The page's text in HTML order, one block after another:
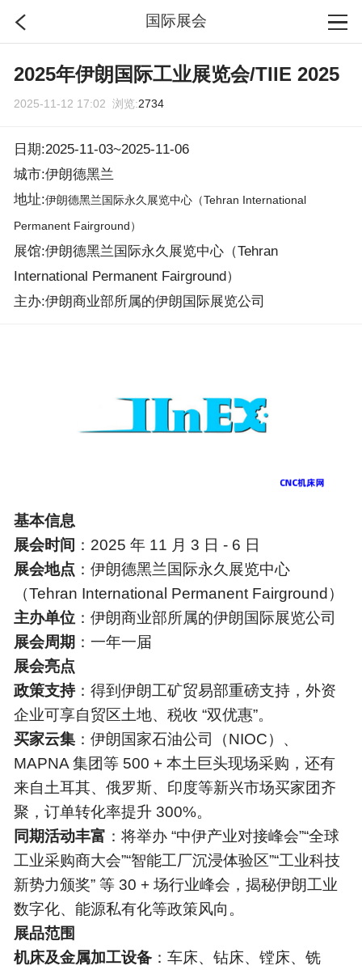
国际展会
首页
2025年伊朗国际工业展览会/TIIE 2025
2025-11-12 17:02 浏览:2734
日期:2025-11-03~2025-11-06
城市:伊朗德黑兰
地址:伊朗德黑兰国际永久展览中心（Tehran International
Permanent Fairground）
展馆:伊朗德黑兰国际永久展览中心（Tehran
International Permanent Fairground）
主办:伊朗商业部所属的伊朗国际展览公司
基本信息
展会时间 ：2025 年 11 月 3 日 - 6 日
展会地点 ：伊朗德黑兰国际永久展览中心
（Tehran International Permanent Fairground）
主办单位：伊朗商业部所属的伊朗国际展览公司
展会周期 ：一年一届
展会亮点
政策支持：得到伊朗工矿贸易部重磅支持，外资
企业可享自贸区土地、税收 “双优惠”。
买家云集：伊朗国家石油公司（NIOC）、
MAPNA 集团等 500 + 本土巨头现场采购，还有
来自土耳其、俄罗斯、印度等新兴市场买家团齐
聚，订单转化率提升 300%。
同期活动丰富 ：将举办 “中伊产业对接峰会”“全球
工业采购商大会”“智能工厂沉浸体验区”“工业科技
新势力颁奖” 等 30 + 场行业峰会，揭秘伊朗工业
数字化、能源私有化等政策风向。
展品范围
机床及金属加工设备：车床、钻床、镗床、铣